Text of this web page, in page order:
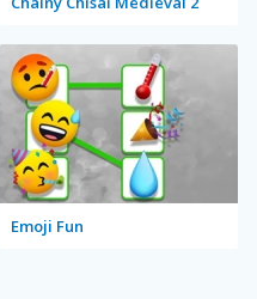
Emoji Fun